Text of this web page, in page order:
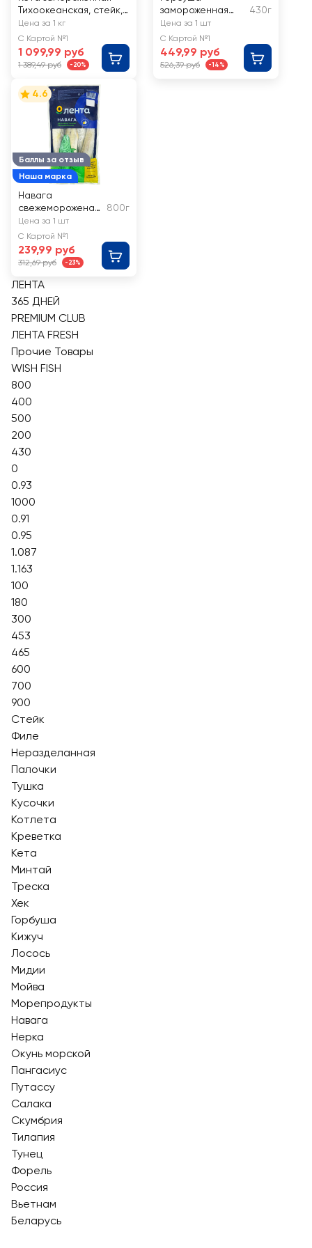
Тихоокеанская, стейк,
весовая
Цена за 1 кг
С Картой №1
1 099,99 руб
1 389,49 руб -20%
замороженная
ЛЕНТА стейк
430г
Цена за 1 шт
С Картой №1
449,99 руб
526,39 руб -14%
Баллы за отзыв
Наша марка
4.6
Навага
свежемороженая
ЛЕНТА
неразделанная
800г
Цена за 1 шт
С Картой №1
239,99 руб
312,69 руб -23%
ЛЕНТА
365 ДНЕЙ
PREMIUM CLUB
ЛЕНТА FRESH
Прочие Товары
WISH FISH
800
400
500
200
430
0
0.93
1000
0.91
0.95
1.087
1.163
100
180
300
453
465
600
700
900
Стейк
Филе
Неразделанная
Палочки
Тушка
Кусочки
Котлета
Креветка
Кета
Минтай
Треска
Хек
Горбуша
Кижуч
Лосось
Мидии
Мойва
Морепродукты
Навага
Нерка
Окунь морской
Пангасиус
Путассу
Салака
Скумбрия
Тилапия
Тунец
Форель
Россия
Вьетнам
Беларусь